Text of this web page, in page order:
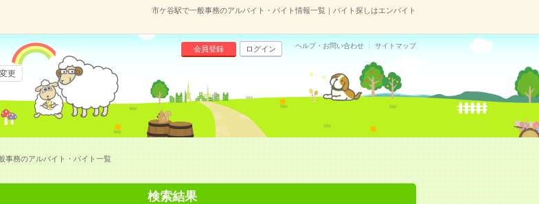
市ケ谷駅で一般事務のアルバイト・バイト情報一覧｜バイト探しはエンバイト
会員登録 ログイン ヘルプ・お問い合わせ サイトマップ
更
事務のアルバイト・バイト一覧
検索結果